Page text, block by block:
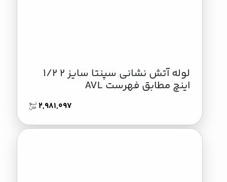
لوله آتش نشانی سپنتا سایز 2 1/2
اینچ مطابق فهرست AVL
2,981,097